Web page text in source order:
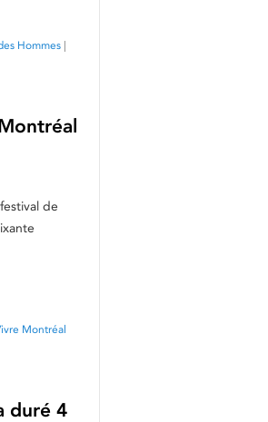
Hommes |
de
Montréal
duré 4